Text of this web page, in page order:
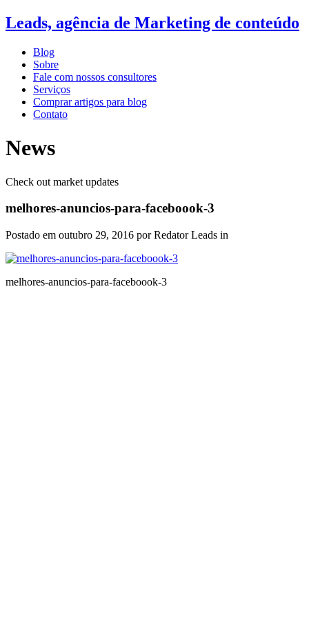
Leads, agência de Marketing de conteúdo
Blog
Sobre
Fale com nossos consultores
Serviços
Comprar artigos para blog
Contato
News
Check out market updates
melhores-anuncios-para-faceboook-3
Postado em outubro 29, 2016 por Redator Leads in
melhores-anuncios-para-faceboook-3